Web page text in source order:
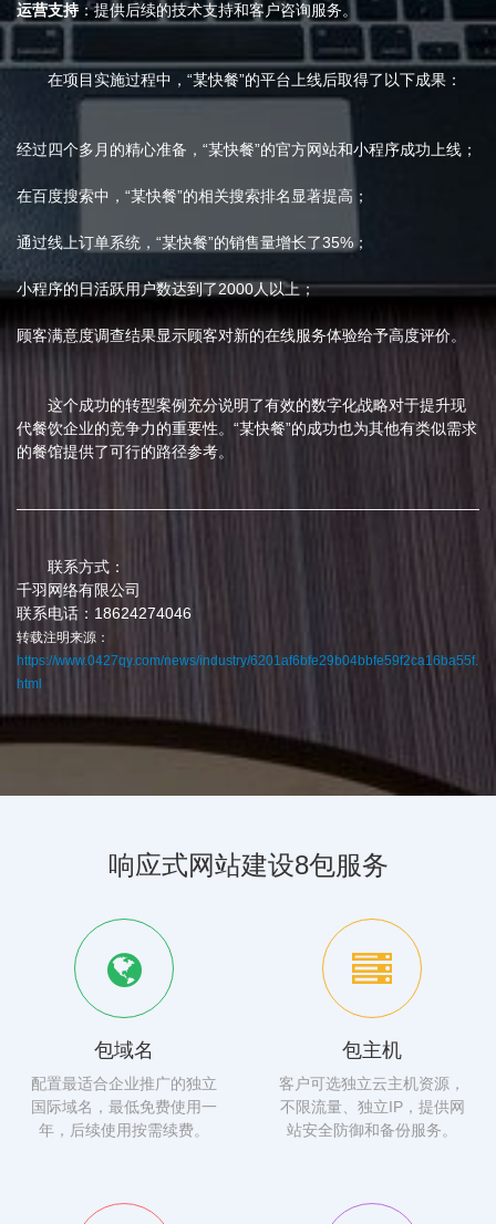
运营支持：提供后续的技术支持和客户咨询服务。
在项目实施过程中，“某快餐”的平台上线后取得了以下成果：
经过四个多月的精心准备，“某快餐”的官方网站和小程序成功上线；
在百度搜索中，“某快餐”的相关搜索排名显著提高；
通过线上订单系统，“某快餐”的销售量增长了35%；
小程序的日活跃用户数达到了2000人以上；
顾客满意度调查结果显示顾客对新的在线服务体验给予高度评价。
这个成功的转型案例充分说明了有效的数字化战略对于提升现
代餐饮企业的竞争力的重要性。“某快餐”的成功也为其他有类似需求
的餐馆提供了可行的路径参考。
联系方式：
千羽网络有限公司
联系电话：18624274046
转载注明来源：
https://www.0427qy.com/news/industry/6201af6bfe29b04bbfe59f2ca16ba55f.
html
响应式网站建设8包服务
包域名
配置最适合企业推广的独立
国际域名，最低免费使用一
年，后续使用按需续费。
包主机
客户可选独立云主机资源，
不限流量、独立IP，提供网
站安全防御和备份服务。